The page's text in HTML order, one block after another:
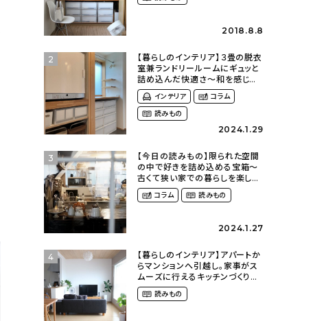
（mari_ppe_さん）
2018.8.8
2
【暮らしのインテリア】３畳の脱衣
室兼ランドリールームにギュッと
詰め込んだ快適さ〜和を感じる
平屋に暮らす（heco_homeさ
ん） インテリア
コラム
読みもの
2024.1.29
3
【今日の読みもの】限られた空間
の中で好きを詰め込める宝箱〜
古くて狭い家での暮らしを楽しむ
（2nyan_and_lifestylesさん）
コラム 読みもの
2024.1.27
4
【暮らしのインテリア】アパートか
らマンションへ引越し。家事がス
ムーズに行えるキッチンづくり〜
２LDKの賃貸暮らし
（mari_ppe_さん）
読みもの